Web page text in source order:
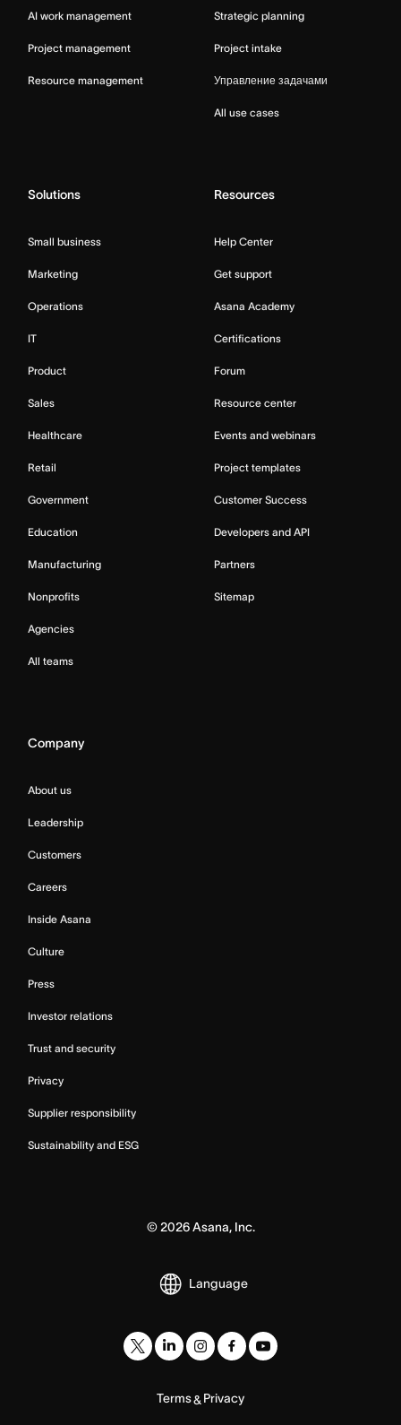
AI work management
Project management
Resource management
Strategic planning
Project intake
Управление задачами
All use cases
Solutions
Small business
Marketing
Operations
IT
Product
Sales
Healthcare
Retail
Government
Education
Manufacturing
Nonprofits
Agencies
All teams
Resources
Help Center
Get support
Asana Academy
Certifications
Forum
Resource center
Events and webinars
Project templates
Customer Success
Developers and API
Partners
Sitemap
Company
About us
Leadership
Customers
Careers
Inside Asana
Culture
Press
Investor relations
Trust and security
Privacy
Supplier responsibility
Sustainability and ESG
© 2026Asana, Inc.
Language
Terms& Privacy